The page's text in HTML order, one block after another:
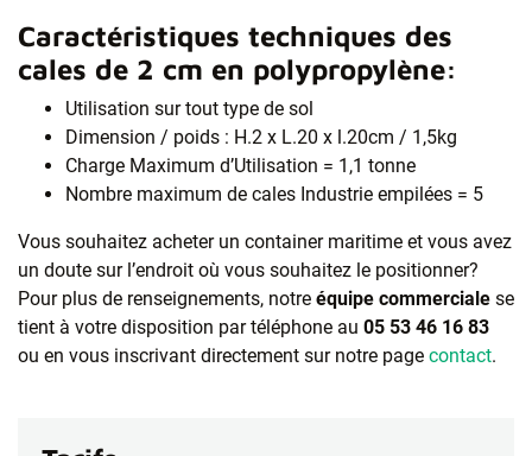
Caractéristiques techniques des
cales de 2 cm en polypropylène:
Utilisation sur tout type de sol
Dimension / poids : H.2 x L.20 x l.20cm / 1,5kg
Charge Maximum d’Utilisation = 1,1 tonne
Nombre maximum de cales Industrie empilées = 5
Vous souhaitez acheter un container maritime et vous avez
un doute sur l’endroit où vous souhaitez le positionner?
Pour plus de renseignements, notre équipe commerciale se
tient à votre disposition par téléphone au 05 53 46 16 83
ou en vous inscrivant directement sur notre page contact.